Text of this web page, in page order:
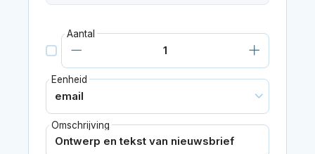
Aantal
Eenheid
Omschrijving